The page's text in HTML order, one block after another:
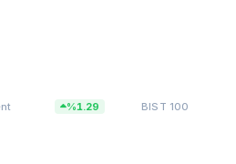
%1.29 BIST 100 13.779,40